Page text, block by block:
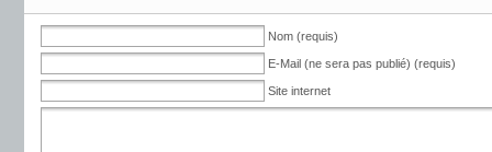
Nom (requis)
E-Mail (ne sera pas publié) (requis)
Site internet